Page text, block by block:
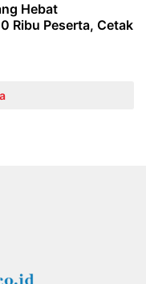
Hebat
Ribu Peserta, Cetak